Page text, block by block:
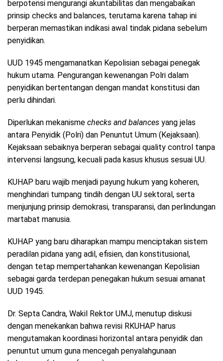
berpotensi mengurangi akuntabilitas dan mengabaikan
prinsip checks and balances, terutama karena tahap ini
berperan memastikan indikasi awal tindak pidana sebelum
penyidikan.
UUD 1945 mengamanatkan Kepolisian sebagai penegak
hukum utama. Pengurangan kewenangan Polri dalam
penyidikan bertentangan dengan mandat konstitusi dan
perlu dihindari.
Diperlukan mekanisme checks and balances yang jelas
antara Penyidik (Polri) dan Penuntut Umum (Kejaksaan).
Kejaksaan sebaiknya berperan sebagai quality control tanpa
intervensi langsung, kecuali pada kasus khusus sesuai UU.
KUHAP baru wajib menjadi payung hukum yang koheren,
menghindari tumpang tindih dengan UU sektoral, serta
menjunjung prinsip demokrasi, transparansi, dan perlindungan
martabat manusia.
KUHAP yang baru diharapkan mampu menciptakan sistem
peradilan pidana yang adil, efisien, dan konstitusional,
dengan tetap mempertahankan kewenangan Kepolisian
sebagai garda terdepan penegakan hukum sesuai amanat
UUD 1945.
Dr. Septa Candra, Wakil Rektor UMJ, menutup diskusi
dengan menekankan bahwa revisi RKUHAP harus
mengutamakan koordinasi horizontal antara penyidik dan
penuntut umum guna mencegah penyalahgunaan